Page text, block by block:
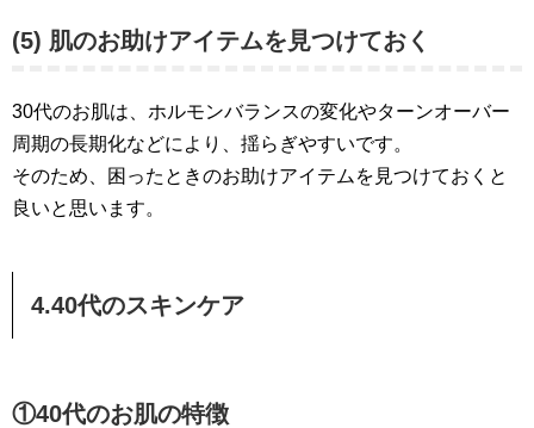
(5) 肌のお助けアイテムを見つけておく
30代のお肌は、ホルモンバランスの変化やターンオーバー
周期の長期化などにより、揺らぎやすいです。
そのため、困ったときのお助けアイテムを見つけておくと
良いと思います。
4.40代のスキンケア
①40代のお肌の特徴